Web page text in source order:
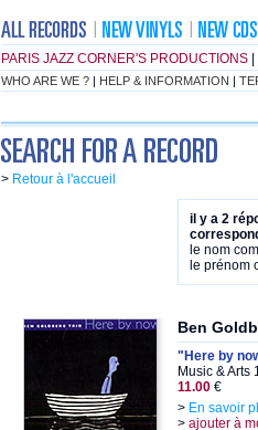
PARIS JAZZ CORNER'S PRODUCTIONS
WHO ARE WE ? | HELP & INFORMATION |
> Retour à l'accueil
il y a 2
le nom
le prénom
Ben
"Here by
Music & Arts
11.00 €
> En savoir
> ajouter à